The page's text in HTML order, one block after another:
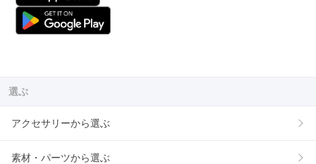
選ぶ
アクセサリーから選ぶ
素材・パーツから選ぶ